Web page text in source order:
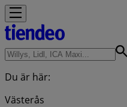
Du är här:
Västerås